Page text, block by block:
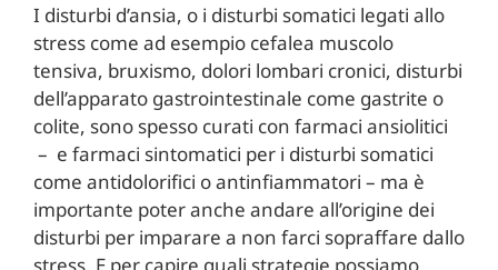
I disturbi d’ansia, o i disturbi somatici legati allo
stress come ad esempio cefalea muscolo
tensiva, bruxismo, dolori lombari cronici, disturbi
dell’apparato gastrointestinale come gastrite o
colite, sono spesso curati con farmaci ansiolitici
– e farmaci sintomatici per i disturbi somatici
come antidolorifici o antinfiammatori – ma è
importante poter anche andare all’origine dei
disturbi per imparare a non farci sopraffare dallo